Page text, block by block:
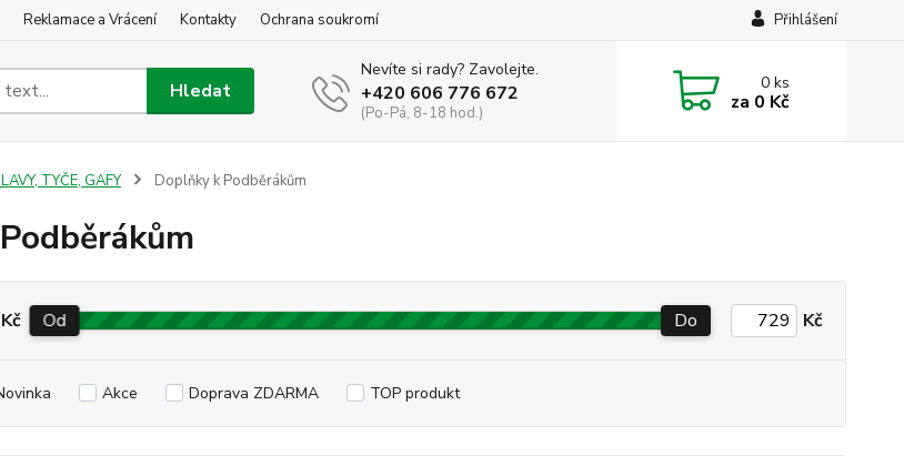
Reklamace a Vrácení Kontakty Ochrana soukromí Přihlášení
Hledat
Nevíte si rady? Zavolejte.
+420 606 776 672
(Po-Pá, 8-18 hod.)
0ks
za 0 Kč
TYČE, GAFY Doplňky k Podběrákům
Kč Od Do Kč
Akce Doprava ZDARMA TOP produkt